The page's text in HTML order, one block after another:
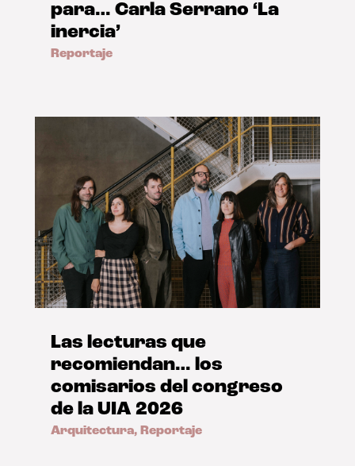
para… Carla Serrano ‘La
inercia’
Reportaje
Las lecturas que
recomiendan… los
comisarios del congreso
de la UIA 2026
Arquitectura, Reportaje